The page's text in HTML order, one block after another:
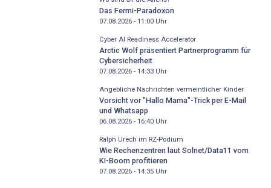
Das Fermi-Paradoxon
07.08.2026 - 11:00Uhr
Cyber AI Readiness Accelerator
Arctic Wolf präsentiert Partnerprogramm für
Cybersicherheit
07.08.2026 - 14:33Uhr
Angebliche Nachrichten vermeintlicher Kinder
Vorsicht vor "Hallo Mama"-Trick per E-Mail
und Whatsapp
06.08.2026 - 16:40Uhr
Ralph Urech im RZ-Podium
Wie Rechenzentren laut Solnet/Data11 vom
KI-Boom profitieren
07.08.2026 - 14:35Uhr